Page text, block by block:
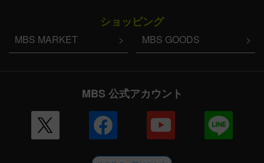
ショッピング
MBS MARKET MBS GOODS
MBS 公式アカウント